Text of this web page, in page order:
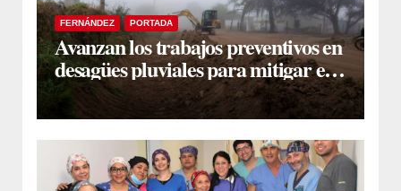
FERNÁNDEZ PORTADA
Avanzan los trabajos preventivos en
desagües pluviales para mitigar el
impacto de la temporada de lluvias